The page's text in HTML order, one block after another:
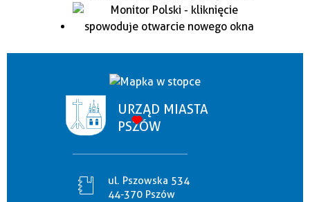
URZĄD MIASTA
PSZÓW
ul. Pszowska 534
44-370 Pszów